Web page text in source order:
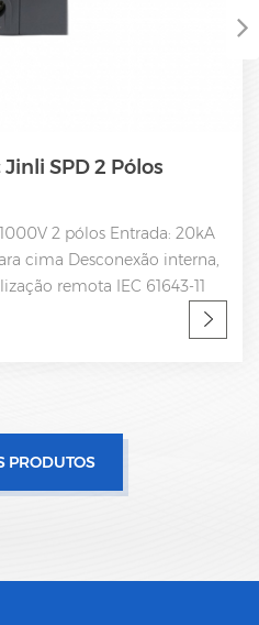
SPD 2 Pólos
2 pólos Entrada: 20kA
cima Desconexão interna,
remota IEC 61643-11
PRODUTOS